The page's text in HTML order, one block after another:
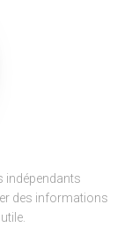
indépendants
des informations